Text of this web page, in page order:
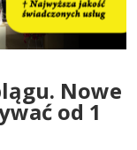
Nowe
od 1